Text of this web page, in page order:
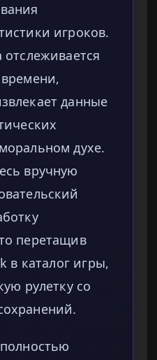
игроков.
данные
духе.
вручную
перетащив
в каталог игры,
рулетку со